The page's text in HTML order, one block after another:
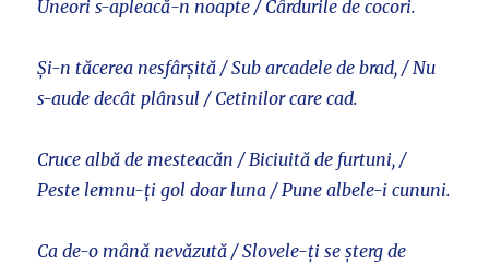
Uneori s-apleacă-n noapte / Cârdurile de cocori.
Și-n tăcerea nesfârșită / Sub arcadele de brad, / Nu
s-aude decât plânsul / Cetinilor care cad.
Cruce albă de mesteacăn / Biciuită de furtuni, /
Peste lemnu-ți gol doar luna / Pune albele-i cununi.
Ca de-o mână nevăzută / Slovele-ți se șterg de